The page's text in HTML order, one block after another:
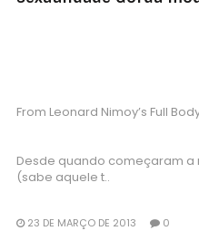
From Leonard Nimoy’s Full
Desde quando começaram a
(sabe aquele t..
23 DE MARÇO DE 2013 0